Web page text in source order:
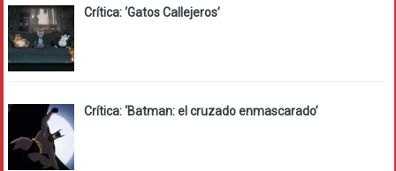
Crítica: ‘Gatos Callejeros’
Crítica: ‘Batman: el cruzado enmascarado’